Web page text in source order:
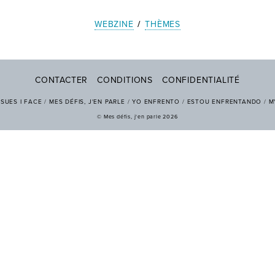
WEBZINE / THÈMES
CONTACTER CONDITIONS CONFIDENTIALITÉ
I FACE /MES DÉFIS, J'EN PARLE /YO ENFRENTO / ESTOU ENFRENTANDO /
© Mes défis, j'en parle 2026